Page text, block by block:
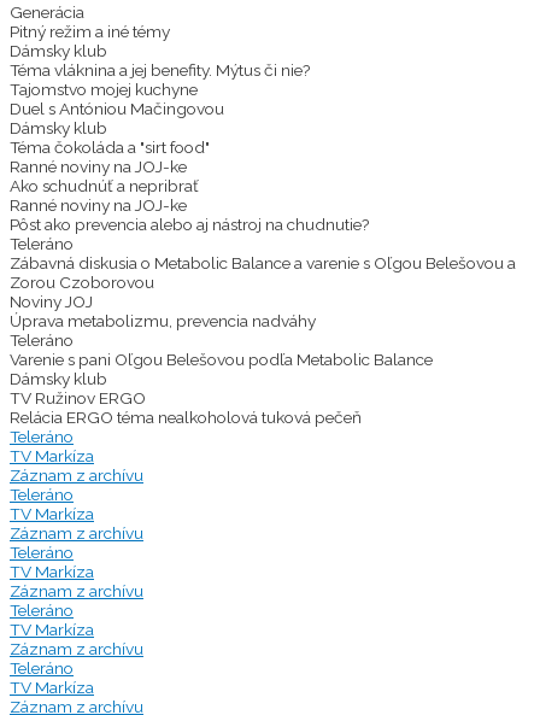
Generácia
Pitný režim a iné témy
Dámsky klub
Téma vláknina a jej benefity. Mýtus či nie?
Tajomstvo mojej kuchyne
Duel s Antóniou Mačingovou
Dámsky klub
Téma čokoláda a "sirt food"
Ranné noviny na JOJ-ke
Ako schudnúť a nepribrať
Ranné noviny na JOJ-ke
Pôst ako prevencia alebo aj nástroj na chudnutie?
Teleráno
Zábavná diskusia o Metabolic Balance a varenie s Oľgou Belešovou a
Zorou Czoborovou
Noviny JOJ
Úprava metabolizmu, prevencia nadváhy
Teleráno
Varenie s pani Oľgou Belešovou podľa Metabolic Balance
Dámsky klub
TV Ružinov ERGO
Relácia ERGO téma nealkoholová tuková pečeň
Teleráno
TV Markíza
Záznam z archívu
Teleráno
TV Markíza
Záznam z archívu
Teleráno
TV Markíza
Záznam z archívu
Teleráno
TV Markíza
Záznam z archívu
Teleráno
TV Markíza
Záznam z archívu